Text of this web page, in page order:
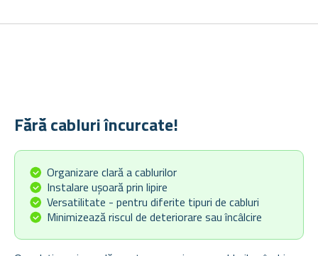
Fără cabluri încurcate!
Organizare clară a cablurilor
Instalare ușoară prin lipire
Versatilitate - pentru diferite tipuri de cabluri
Minimizează riscul de deteriorare sau încâlcire